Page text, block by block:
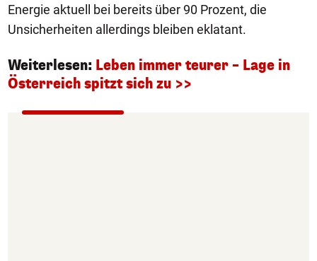
Energie aktuell bei bereits über 90 Prozent, die
Unsicherheiten allerdings bleiben eklatant.
Weiterlesen: Leben immer teurer – Lage in
Österreich spitzt sich zu >>